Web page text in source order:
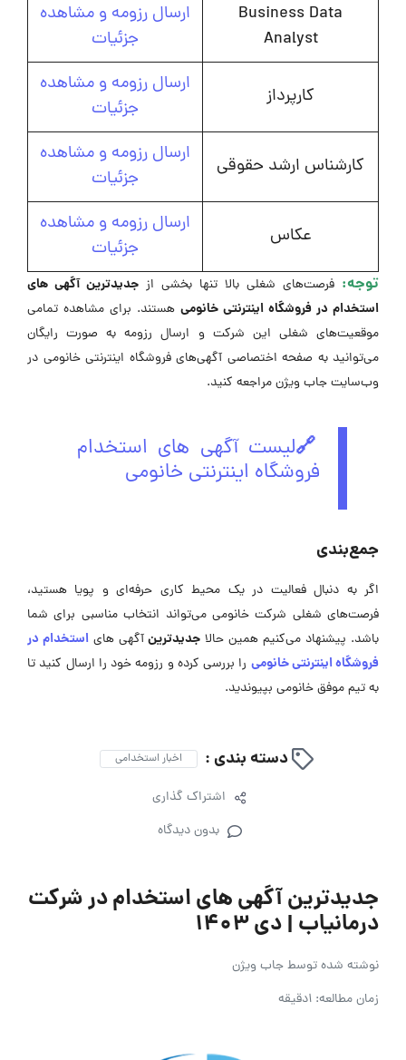
Business Data
Analyst
ارسال رزومه و مشاهده
جزئیات
کارپرداز
ارسال رزومه و مشاهده
جزئیات
کارشناس ارشد حقوقی
ارسال رزومه و مشاهده
جزئیات
عکاس
ارسال رزومه و مشاهده
جزئیات
توجه: فرصت‌های شغلی بالا تنها بخشی از جدیدترین آگهی های
استخدام در فروشگاه اینترنتی خانومی هستند. برای مشاهده تمامی
موقعیت‌های شغلی این شرکت و ارسال رزومه به صورت رایگان
می‌توانید به صفحه اختصاصی آگهی‌های فروشگاه اینترنتی خانومی در
وب‌سایت جاب ویژن مراجعه کنید.
🔗لیست آگهی های استخدام
فروشگاه اینترنتی خانومی
جمع‌بندی
اگر به دنبال فعالیت در یک محیط کاری حرفه‌ای و پویا هستید،
فرصت‌های شغلی شرکت خانومی می‌تواند انتخاب مناسبی برای شما
باشد. پیشنهاد می‌کنیم همین حالا جدیدترینآگهی های استخدام در
فروشگاه اینترنتی خانومی را بررسی کرده و رزومه خود را ارسال کنید تا
به تیم موفق خانومی بپیوندید.
دسته بندی : اخبار استخدامی
اشتراک گذاری
بدون دیدگاه
جدیدترین آگهی های استخدام در شرکت
درمانیاب | دی ۱۴۰۳
نوشته شده توسطجاب ویژن
زمان مطالعه: 1دقیقه